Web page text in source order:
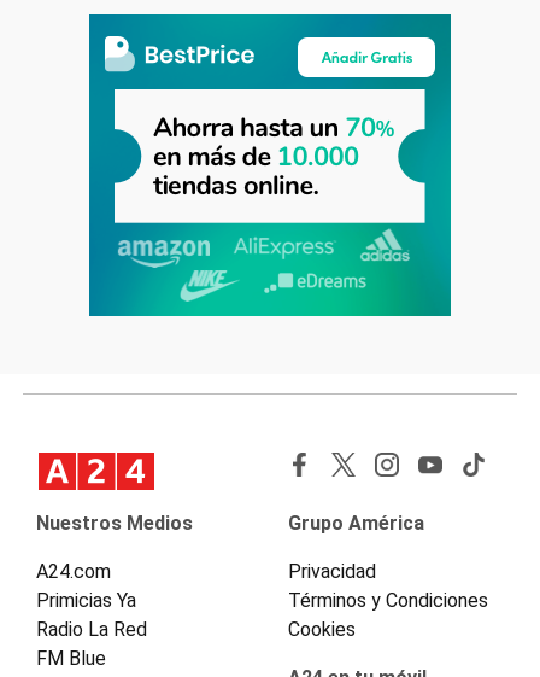
Nuestros Medios
A24.com
Primicias Ya
Radio La Red
FM Blue
Grupo América
Privacidad
Términos y Condiciones
Cookies